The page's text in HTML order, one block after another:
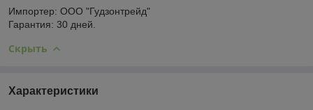
Импортер: ООО "Гудзонтрейд"
Гарантия: 30 дней.
Скрыть
Характеристики